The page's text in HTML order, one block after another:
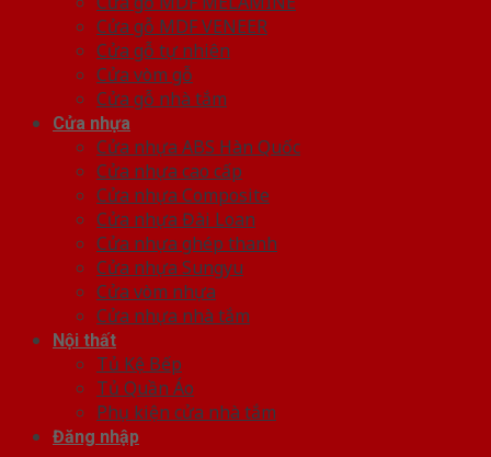
Cửa gỗ MDF VENEER
Cửa gỗ tự nhiên
Cửa vòm gỗ
Cửa gỗ nhà tắm
Cửa nhựa
Cửa nhựa ABS Hàn Quốc
Cửa nhựa cao cấp
Cửa nhựa Composite
Cửa nhựa Đài Loan
Cửa nhựa ghép thanh
Cửa nhựa Sungyu
Cửa vòm nhựa
Cửa nhựa nhà tắm
Nội thất
Tủ Kệ Bếp
Tủ Quần Áo
Phụ kiện cửa nhà tắm
Đăng nhập